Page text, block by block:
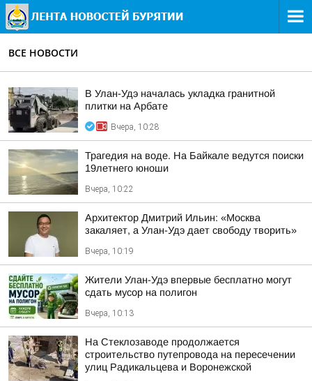
ВСЕ НОВОСТИ
В Улан-Удэ началась укладка гранитной
плитки на Арбате
Вчера, 10:28
Трагедия на воде. На Байкале ведутся поиски
19летнего юноши
Вчера, 10:22
Архитектор Дмитрий Ильин: «Москва
закаляет, а Улан-Удэ дает свободу творить»
Вчера, 10:19
Жители Улан-Удэ впервые бесплатно могут
сдать мусор на полигон
Вчера, 10:13
На Стеклозаводе продолжается
строительство путепровода на пересечении
улиц Радикальцева и Воронежской